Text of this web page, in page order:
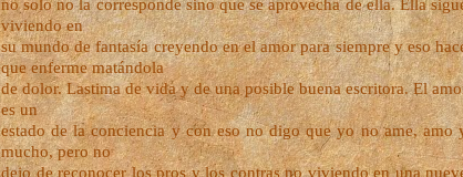
no solo no la corresponde sino que se aprovecha de ella. Ella
viviendo en
su mundo de fantasía creyendo en el amor para siempre y eso
que enferme matándola
de dolor. Lastima de vida y de una posible buena escritora. El
es un
estado de la conciencia y con eso no digo que yo no ame, amo
mucho, pero no
dejo de reconocer los pros y los contras no viviendo en una